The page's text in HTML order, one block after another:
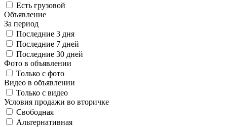
Есть грузовой
Объявление
За период
Последние 3 дня
Последние 7 дней
Последние 30 дней
Фото в объявлении
Только с фото
Видео в объявлении
Только с видео
Условия продажи во вторичке
Свободная
Альтернативная